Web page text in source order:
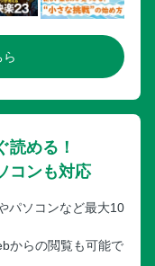
読める！
コンも対応
パソコンなど最大10
からの閲覧も可能で